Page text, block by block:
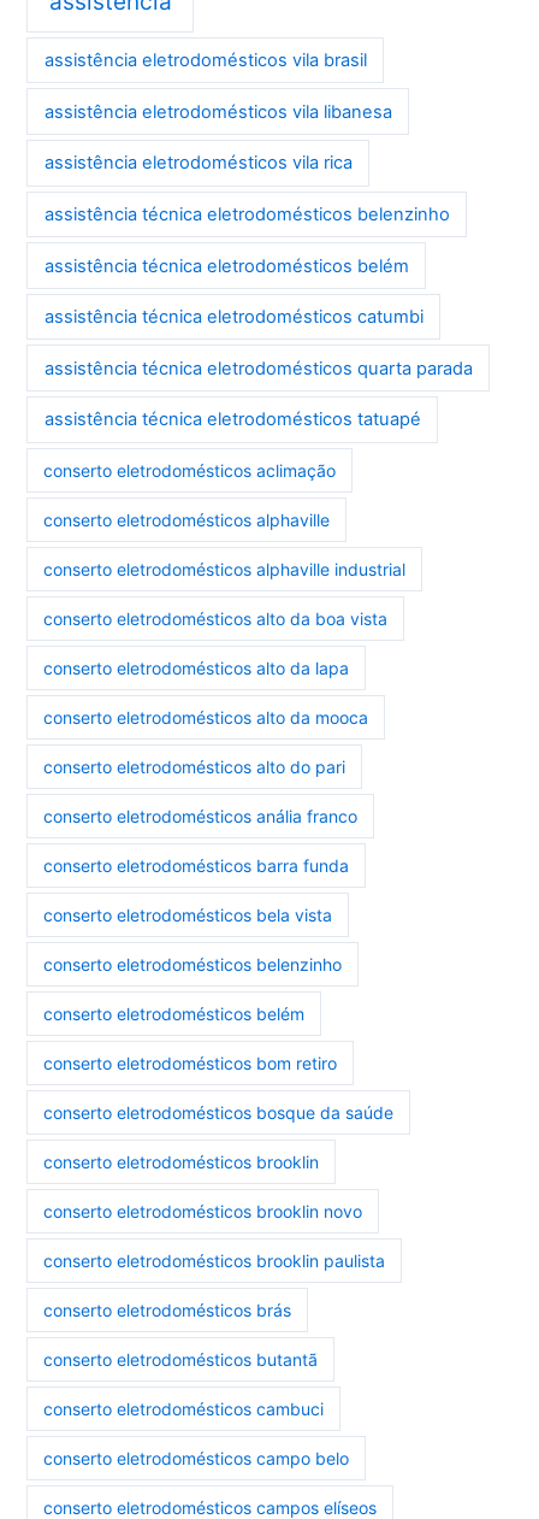
assistência eletrodomésticos vila brasil
assistência eletrodomésticos vila libanesa
assistência eletrodomésticos vila rica
assistência técnica eletrodomésticos belenzinho
assistência técnica eletrodomésticos belém
assistência técnica eletrodomésticos catumbi
assistência técnica eletrodomésticos quarta parada
assistência técnica eletrodomésticos tatuapé
conserto eletrodomésticos aclimação
conserto eletrodomésticos alphaville
conserto eletrodomésticos alphaville industrial
conserto eletrodomésticos alto da boa vista
conserto eletrodomésticos alto da lapa
conserto eletrodomésticos alto da mooca
conserto eletrodomésticos alto do pari
conserto eletrodomésticos anália franco
conserto eletrodomésticos barra funda
conserto eletrodomésticos bela vista
conserto eletrodomésticos belenzinho
conserto eletrodomésticos belém
conserto eletrodomésticos bom retiro
conserto eletrodomésticos bosque da saúde
conserto eletrodomésticos brooklin
conserto eletrodomésticos brooklin novo
conserto eletrodomésticos brooklin paulista
conserto eletrodomésticos brás
conserto eletrodomésticos butantã
conserto eletrodomésticos cambuci
conserto eletrodomésticos campo belo
conserto eletrodomésticos campos elíseos